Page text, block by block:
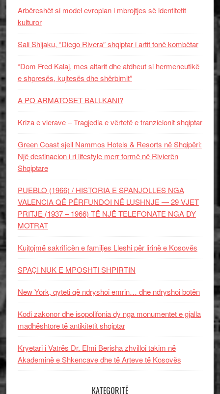
Arbëreshët si model evropian i mbrojtjes së identitetit
kulturor
Sali Shijaku, “Diego Rivera” shqiptar i artit tonë kombëtar
“Dom Fred Kalaj, mes altarit dhe atdheut si hermeneutikë
e shpresës, kujtesës dhe shërbimit”
A PO ARMATOSET BALLKANI?
Kriza e vlerave – Tragjedia e vërtetë e tranzicionit shqiptar
Green Coast sjell Nammos Hotels & Resorts në Shqipëri:
Një destinacion i ri lifestyle merr formë në Rivierën
Shqiptare
PUEBLO (1966) / HISTORIA E SPANJOLLES NGA
VALENCIA QË PËRFUNDOI NË LUSHNJE — 29 VJET
PRITJE (1937 – 1966) TË NJË TELEFONATE NGA DY
MOTRAT
Kujtojmë sakrificën e familjes Lleshi për lirinë e Kosovës
SPAÇI NUK E MPOSHTI SHPIRTIN
New York, qyteti që ndryshoi emrin… dhe ndryshoi botën
Kodi zakonor dhe isopolifonia dy nga monumentet e gjalla
madhështore të antikitetit shqiptar
Kryetari i Vatrës Dr. Elmi Berisha zhvilloi takim në
Akademinë e Shkencave dhe të Arteve të Kosovës
KATEGORITË